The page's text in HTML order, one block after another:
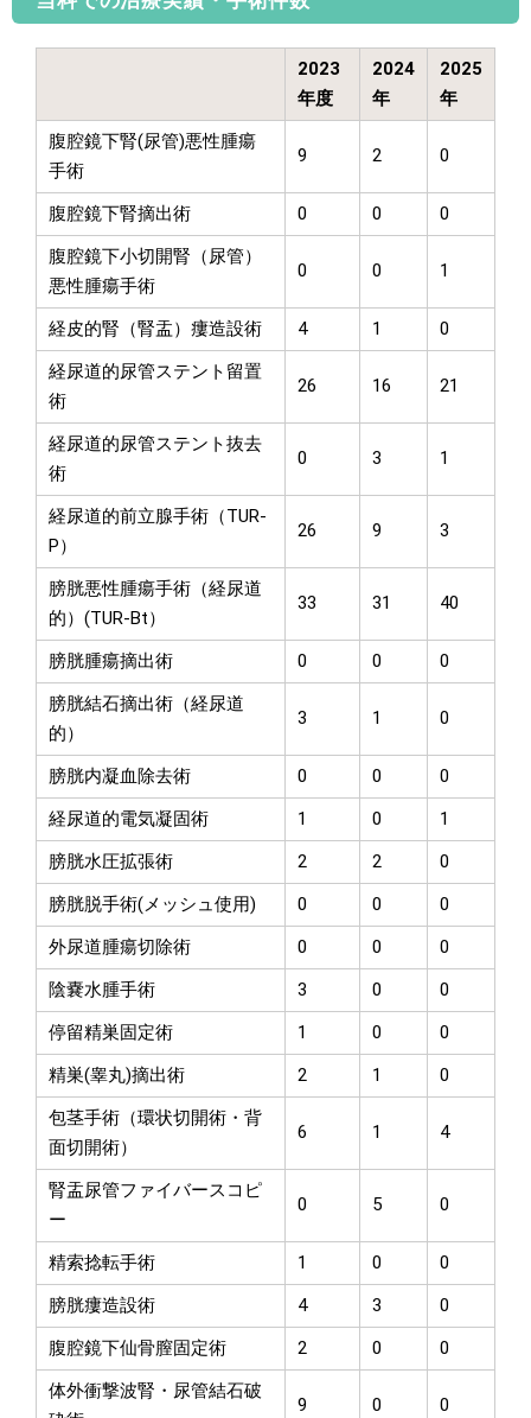
2023
年度
2024
年
2025
年
腹腔鏡下腎(尿管)悪性腫瘍
手術
9 2 0
腹腔鏡下腎摘出術 0 0
0
腹腔鏡下小切開腎（尿管）
悪性腫瘍手術
0 0 1
経皮的腎（腎盂）瘻造設術 4 1
0
経尿道的尿管ステント留置
術
26 16 21
経尿道的尿管ステント抜去
術
0 3 1
経尿道的前立腺手術（TUR-
P）
26 9 3
膀胱悪性腫瘍手術（経尿道
的）(TUR-Bt）
33 31 40
膀胱腫瘍摘出術 0 0
0
膀胱結石摘出術（経尿道
的）
3 1 0
膀胱内凝血除去術 0 0
0
経尿道的電気凝固術
1 0
1
膀胱水圧拡張術
2 2
0
膀胱脱手術(メッシュ使用)
0 0
0
外尿道腫瘍切除術
0 0
0
陰嚢水腫手術
3 0
0
停留精巣固定術
1 0
0
精巣(睾丸)摘出術
2 1
0
包茎手術（環状切開術・背
面切開術）
6 1 4
腎盂尿管ファイバースコピ
ー
0 5 0
精索捻転手術 1 0
0
膀胱瘻造設術
4 3
0
腹腔鏡下仙骨膣固定術
2 0
0
体外衝撃波腎・尿管結石破
9 0 0